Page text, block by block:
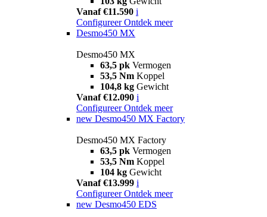
Vanaf €11.590 i
Configureer Ontdek meer
Desmo450 MX
Desmo450 MX
63,5 pk Vermogen
53,5 Nm Koppel
104,8 kg Gewicht
Vanaf €12.090 i
Configureer Ontdek meer
new Desmo450 MX Factory
Desmo450 MX Factory
63,5 pk Vermogen
53,5 Nm Koppel
104 kg Gewicht
Vanaf €13.999 i
Configureer Ontdek meer
new Desmo450 EDS